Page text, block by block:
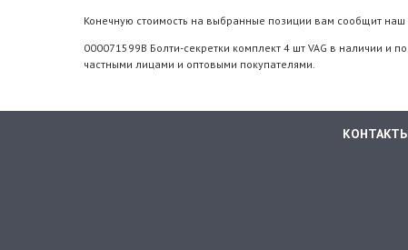
Конечную стоимость на выбранные позиции вам сообщит
000071599B Болти-секретки комплект 4 шт VAG в наличии и
частными лицами и оптовыми покупателями.